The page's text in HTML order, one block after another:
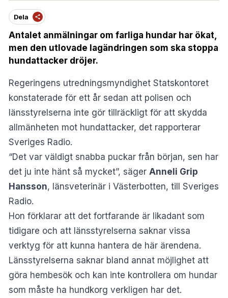
Dela
Antalet anmälningar om farliga hundar har ökat,
men den utlovade lagändringen som ska stoppa
hundattacker dröjer.
Regeringens utredningsmyndighet Statskontoret
konstaterade för ett år sedan att polisen och
länsstyrelserna inte gör tillräckligt för att skydda
allmänheten mot hundattacker, det rapporterar
Sveriges Radio.
“Det var väldigt snabba puckar från början, sen har
det ju inte hänt så mycket”, säger Anneli Grip
Hansson, länsveterinär i Västerbotten, till Sveriges
Radio.
Hon förklarar att det fortfarande är likadant som
tidigare och att länsstyrelserna saknar vissa
verktyg för att kunna hantera de här ärendena.
Länsstyrelserna saknar bland annat möjlighet att
göra hembesök och kan inte kontrollera om hundar
som måste ha hundkorg verkligen har det.